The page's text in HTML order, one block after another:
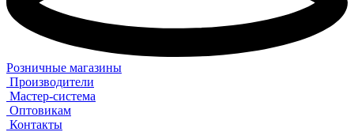
Розничные магазины
Производители
Мастер-система
Оптовикам
Контакты